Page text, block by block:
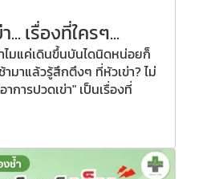
เรื่องที่ใครๆ...
ไมแค่เดินขึ้นบันไดนิดหน่อยก็
ามาแล้วรู้สึกตึงๆ ที่หัวเข่า? ไม่
าการปวดเข่า" เป็นเรื่องที่